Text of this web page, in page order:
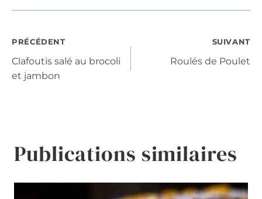
Navigation
de
PRÉCÉDENT
Clafoutis salé au brocoli
et jambon
SUIVANT
Roulés de Poulet
Publications similaires